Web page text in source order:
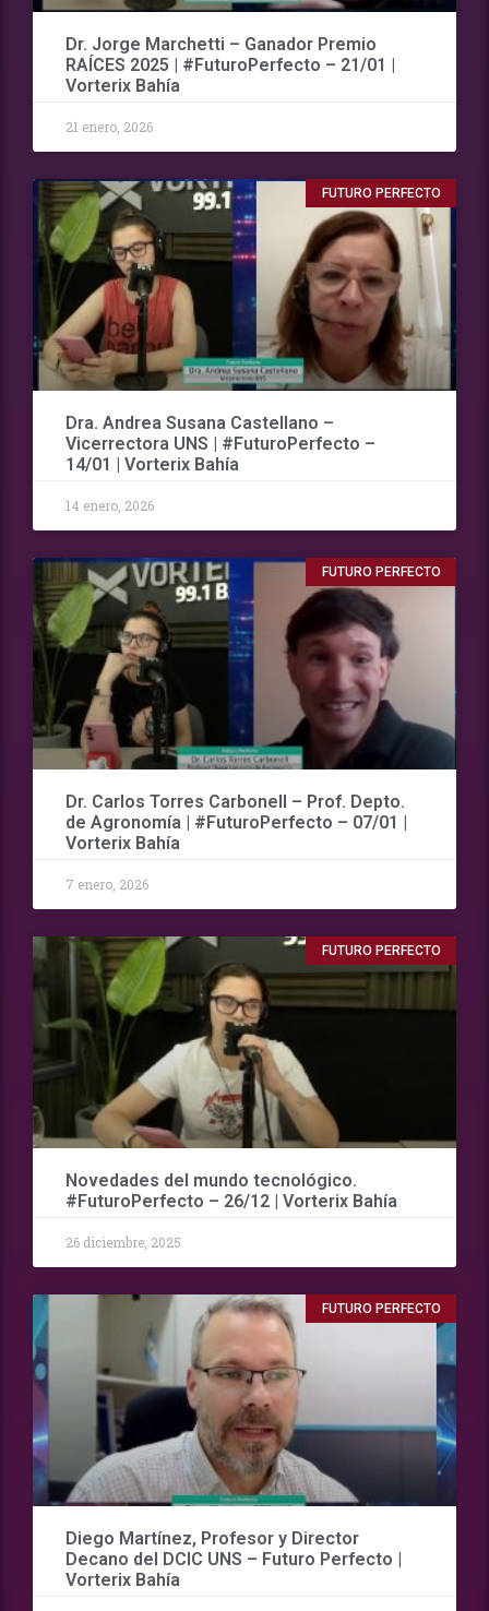
Dr. Jorge Marchetti – Ganador Premio
RAÍCES 2025 | #FuturoPerfecto – 21/01 |
Vorterix Bahía
21 enero, 2026
FUTURO PERFECTO
Dra. Andrea Susana Castellano –
Vicerrectora UNS | #FuturoPerfecto –
14/01 | Vorterix Bahía
14 enero, 2026
FUTURO PERFECTO
Dr. Carlos Torres Carbonell – Prof. Depto.
de Agronomía | #FuturoPerfecto – 07/01 |
Vorterix Bahía
7 enero, 2026
FUTURO PERFECTO
Novedades del mundo tecnológico.
#FuturoPerfecto – 26/12 | Vorterix Bahía
26 diciembre, 2025
FUTURO PERFECTO
Diego Martínez, Profesor y Director
Decano del DCIC UNS – Futuro Perfecto |
Vorterix Bahía